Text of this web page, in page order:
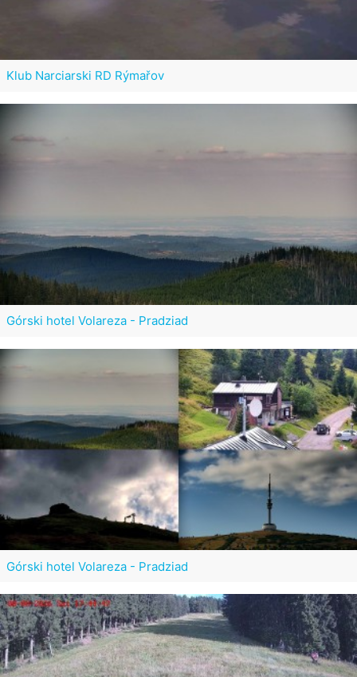
Klub Narciarski RD Rýmařov
Górski hotel Volareza - Pradziad
Górski hotel Volareza - Pradziad